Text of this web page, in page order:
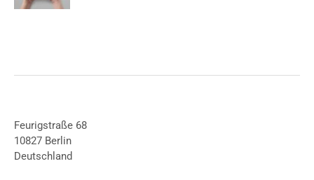
Feurigstraße 68
10827 Berlin
Deutschland